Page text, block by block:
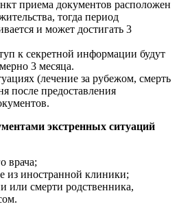
приема документов расположен
тогда период
и может достигать 3
к секретной информации будут
3 месяца.
(лечение за рубежом, смерть
после предоставления
экстренных ситуаций
врача;
из иностранной клиники;
или смерти родственника,